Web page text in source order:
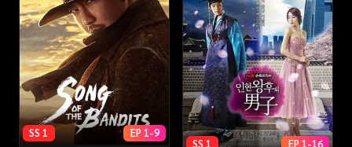
SS 1 EP 1-9
SS 1 EP 1-16